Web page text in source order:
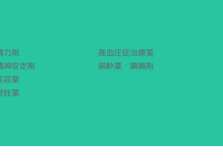
力剤
神安定剤
容薬
妊薬
高血圧症治療薬
麻酔薬・鎮痛剤